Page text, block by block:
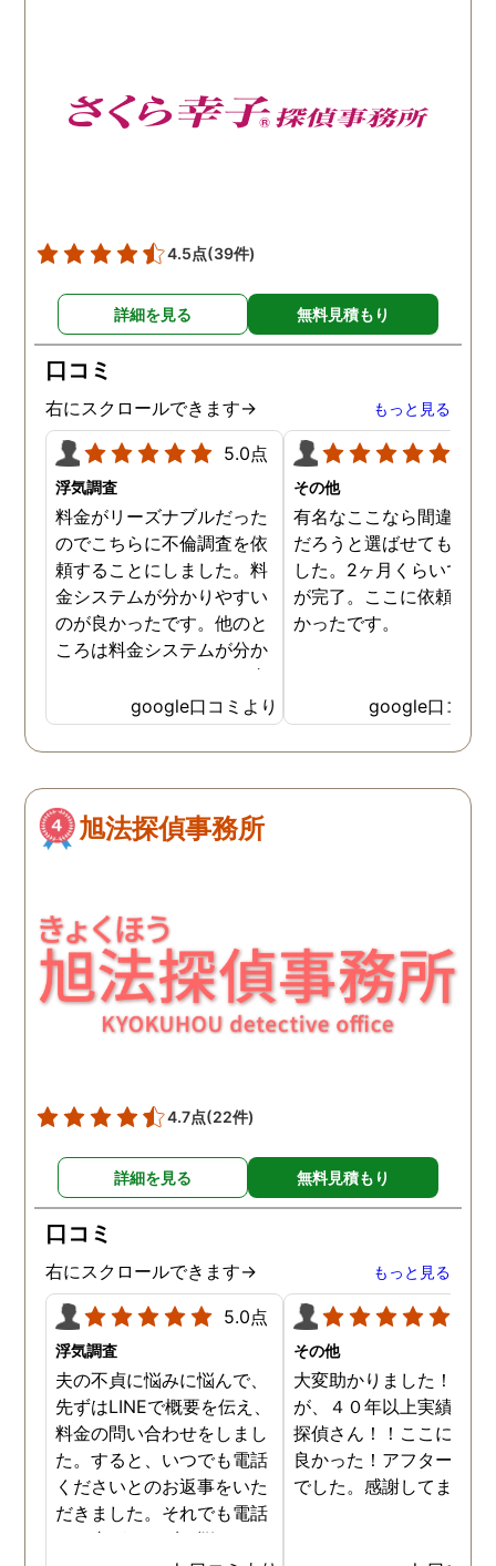
4.5点(39件)
詳細を見る 無料見積もり
口コミ
右にスクロールできます→ もっと見る
5.0点
浮気調査
料金がリーズナブルだった
のでこちらに不倫調査を依
頼することにしました。料
金システムが分かりやすい
のが良かったです。他のと
ころは料金システムが分か
りづらくて、どれだけお金
がかかるか分からず不安だ
ったので、こちらで安心し
ました。 ありがとうござい
google口コミより
その他
有名なここなら間違いな
だろうと選ばせてもらい
した。2ヶ月くらいで調
が完了。ここに依頼して
かったです。
google口コミ
旭法探偵事務所
4.7点(22件)
詳細を見る 無料見積もり
口コミ
右にスクロールできます→ もっと見る
5.0点
浮気調査
夫の不貞に悩みに悩んで、
先ずはLINEで概要を伝え、
料金の問い合わせをしまし
た。すると、いつでも電話
くださいとのお返事をいた
だきました。それでも電話
する事ができずに悩んでい
その他
大変助かりました！！さ
が、４０年以上実績のあ
探偵さん！！ここに頼ん
良かった！アフターも完
でした。感謝してます。